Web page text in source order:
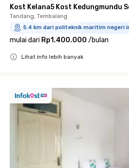
Kost Kelana5 Kost Kedungmundu
Tandang, Tembalang
5.4 km dari politeknik maritim negeri
mulai dari Rp1.400.000 /bulan
Lihat info lebih banyak